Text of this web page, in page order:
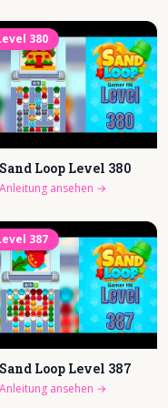
380
Loop Level 380
ansehen →
387
Loop Level 387
ansehen →